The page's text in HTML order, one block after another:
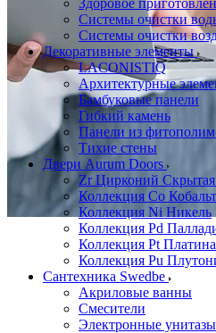
Здоровое
Системы очистки
Системы очистки
Декоративные элементы
LACONISTIQ
Архитектурные
Бамбуковые панели
Гибкий камень
Панели из
Тихие стены
Двери Aurum Doors
Zr Цирконий Скрытая
Коллекция Co Кобальт
Коллекция Ni Никель
Коллекция Pd
Коллекция Pt Платина
Коллекция Pu
Сантехника Swedbe
Акриловые ванны
Смесители
Электронные унитазы